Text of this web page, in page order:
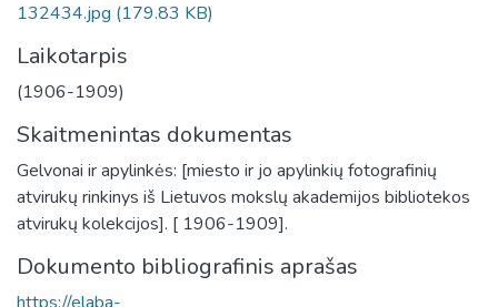
132434.jpg (179.83 KB)
Laikotarpis
(1906-1909)
Skaitmenintas dokumentas
Gelvonai ir apylinkės: [miesto ir jo apylinkių fotografinių
atvirukų rinkinys iš Lietuvos mokslų akademijos bibliotekos
atvirukų kolekcijos]. [ 1906-1909].
Dokumento bibliografinis aprašas